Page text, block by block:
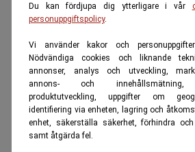
Du kan fördjupa dig ytterligare i vår
personuppgiftspolicy.
Vi använder kakor och
Nödvändiga cookies och liknande
annonser, analys och utveckling,
annons- och innehållsmätning,
produktutveckling, uppgifter om
identifiering via enheten, lagring och
enhet, säkerställa säkerhet, förhindra och
samt åtgärda fel.